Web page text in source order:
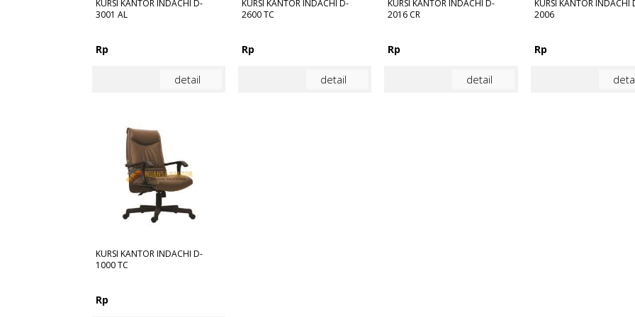
KURSI KANTOR INDACHI D-
3001 AL
Rp
detail
KURSI KANTOR INDACHI D-
2600 TC
Rp
detail
KURSI KANTOR INDACHI D-
2016 CR
Rp
detail
KURSI KANTOR INDACHI
2006
Rp
KURSI KANTOR INDACHI D-
1000 TC
Rp